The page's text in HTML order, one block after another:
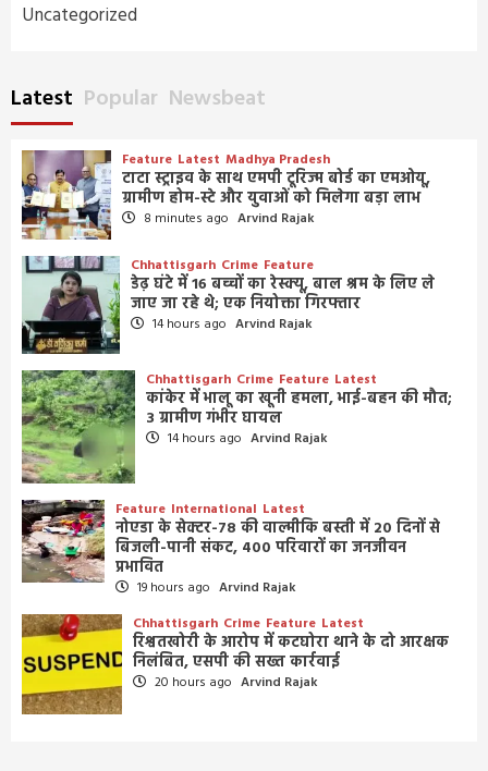
Uncategorized
Latest Popular Newsbeat
Feature Latest Madhya Pradesh
टाटा स्ट्राइव के साथ एमपी टूरिज्म बोर्ड का एमओयू,
ग्रामीण होम-स्टे और युवाओं को मिलेगा बड़ा लाभ
8 minutes ago Arvind Rajak
Chhattisgarh Crime Feature
डेढ़ घंटे में 16 बच्चों का रेस्क्यू, बाल श्रम के लिए ले
जाए जा रहे थे; एक नियोक्ता गिरफ्तार
14 hours ago Arvind Rajak
Chhattisgarh Crime Feature Latest
कांकेर में भालू का खूनी हमला, भाई-बहन की मौत;
3 ग्रामीण गंभीर घायल
14 hours ago Arvind Rajak
Feature International Latest
नोएडा के सेक्टर-78 की वाल्मीकि बस्ती में 20 दिनों से
बिजली-पानी संकट, 400 परिवारों का जनजीवन
प्रभावित
19 hours ago Arvind Rajak
Chhattisgarh Crime Feature Latest
रिश्वतखोरी के आरोप में कटघोरा थाने के दो आरक्षक
निलंबित, एसपी की सख्त कार्रवाई
20 hours ago Arvind Rajak